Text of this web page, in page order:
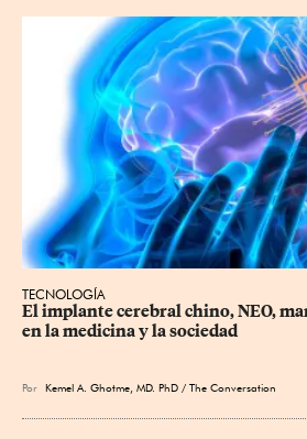
TECNOLOGÍA
El implante cerebral chino, NEO,
en la medicina y la sociedad
Por Kemel A. Ghotme, MD. PhD / The Conversation